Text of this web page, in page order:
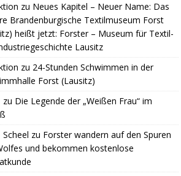
zu Neues Kapitel – Neuer Name: Das
Brandenburgische Textilmuseum Forst
heißt jetzt: Forster – Museum für Textil-
Lausitz
zu 24-Stunden Schwimmen in der
Forst (Lausitz)
zu Die Legende der „Weißen Frau“ im
Scheel zu Forster wandern auf den Spuren
und bekommen kostenlose